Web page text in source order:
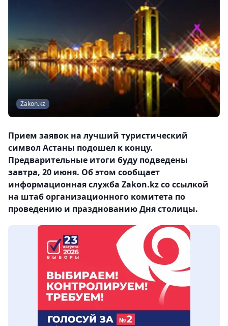
Zakon.kz
Прием заявок на лучший туристический
символ Астаны подошел к концу.
Предварительные итоги буду подведены
завтра, 20 июня. Об этом сообщает
информационная служба Zakon.kz со ссылкой
на штаб организационного комитета по
проведению и празднованию Дня столицы.